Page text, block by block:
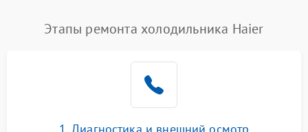
Поломка системы No Frost 2600 ₽ Подробнее →
Этапы ремонта холодильника Haier